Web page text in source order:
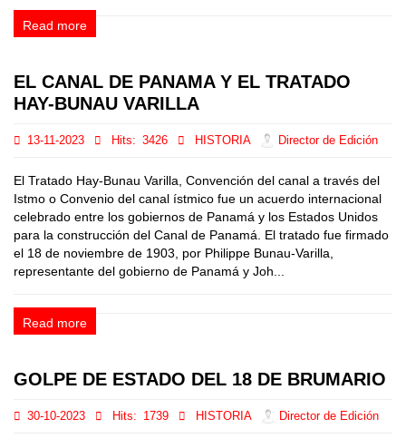
Read more
EL CANAL DE PANAMA Y EL TRATADO
HAY-BUNAU VARILLA
13-11-2023 Hits: 3426 HISTORIA Director de Edición
El Tratado Hay-Bunau Varilla, Convención del canal a través del
Istmo o Convenio del canal ístmico fue un acuerdo internacional
celebrado entre los gobiernos de Panamá y los Estados Unidos
para la construcción del Canal de Panamá. El tratado fue firmado
el 18 de noviembre de 1903, por Philippe Bunau-Varilla,
representante del gobierno de Panamá y Joh...
Read more
GOLPE DE ESTADO DEL 18 DE BRUMARIO
30-10-2023 Hits: 1739 HISTORIA Director de Edición